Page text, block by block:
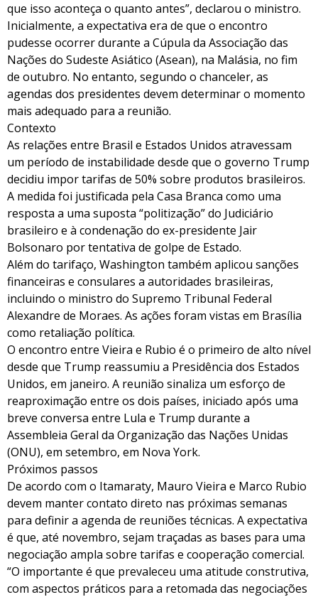
que isso aconteça o quanto antes”, declarou o ministro.
Inicialmente, a expectativa era de que o encontro
pudesse ocorrer durante a Cúpula da Associação das
Nações do Sudeste Asiático (Asean), na Malásia, no fim
de outubro. No entanto, segundo o chanceler, as
agendas dos presidentes devem determinar o momento
mais adequado para a reunião.
Contexto
As relações entre Brasil e Estados Unidos atravessam
um período de instabilidade desde que o governo Trump
decidiu impor tarifas de 50% sobre produtos brasileiros.
A medida foi justificada pela Casa Branca como uma
resposta a uma suposta “politização” do Judiciário
brasileiro e à condenação do ex-presidente Jair
Bolsonaro por tentativa de golpe de Estado.
Além do tarifaço, Washington também aplicou sanções
financeiras e consulares a autoridades brasileiras,
incluindo o ministro do Supremo Tribunal Federal
Alexandre de Moraes. As ações foram vistas em Brasília
como retaliação política.
O encontro entre Vieira e Rubio é o primeiro de alto nível
desde que Trump reassumiu a Presidência dos Estados
Unidos, em janeiro. A reunião sinaliza um esforço de
reaproximação entre os dois países, iniciado após uma
breve conversa entre Lula e Trump durante a
Assembleia Geral da Organização das Nações Unidas
(ONU), em setembro, em Nova York.
Próximos passos
De acordo com o Itamaraty, Mauro Vieira e Marco Rubio
devem manter contato direto nas próximas semanas
para definir a agenda de reuniões técnicas. A expectativa
é que, até novembro, sejam traçadas as bases para uma
negociação ampla sobre tarifas e cooperação comercial.
“O importante é que prevaleceu uma atitude construtiva,
com aspectos práticos para a retomada das negociações